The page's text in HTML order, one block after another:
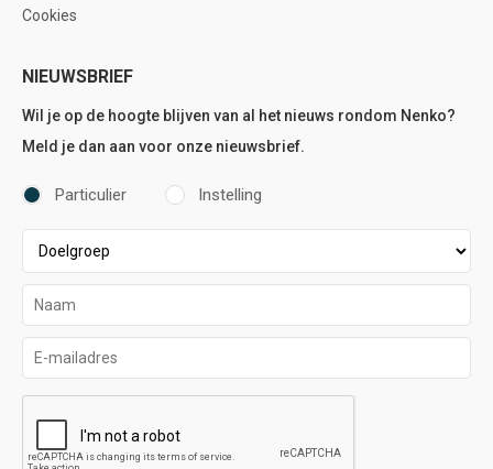
Cookies
NIEUWSBRIEF
Wil je op de hoogte blijven van al het nieuws rondom Nenko?
Meld je dan aan voor onze nieuwsbrief.
Particulier Instelling